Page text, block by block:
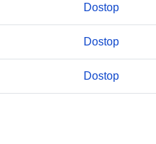
Dostop
Dostop
Dostop
Polygon
NodeID676